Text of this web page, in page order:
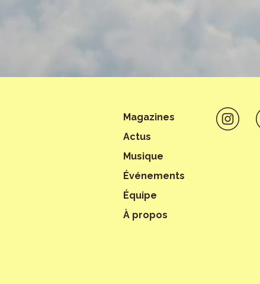
Magazines
Actus
Musique
Événements
Équipe
À propos